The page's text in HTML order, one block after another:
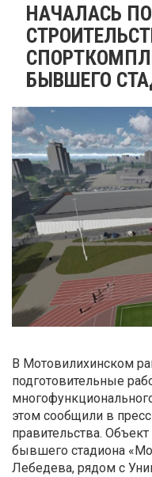
НАЧАЛАСЬ
БЫВШЕГО
В Мотовилихинском
подготовительные
этом сообщили в
правительства.
бывшего стадиона
Лебедева, рядом с